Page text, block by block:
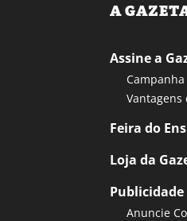
A
Assine a
Vantagens
Feira do
Loja da
Publicidade
Anuncie